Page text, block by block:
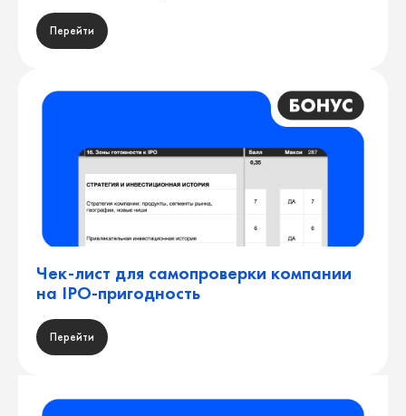
Перейти
Чек-лист для самопроверки компании
на IPO-пригодность
Перейти
ПРОДУКТ: